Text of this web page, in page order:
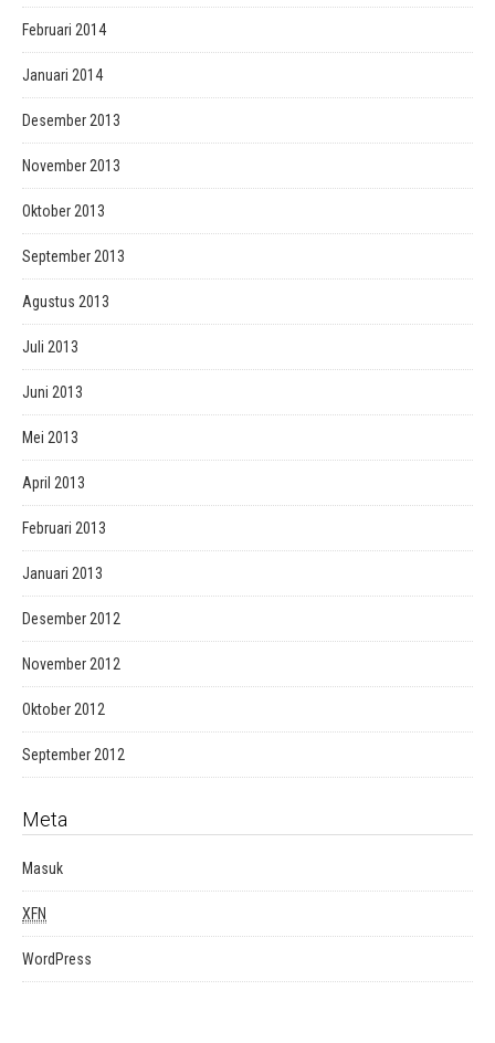
Februari 2014
Januari 2014
Desember 2013
November 2013
Oktober 2013
September 2013
Agustus 2013
Juli 2013
Juni 2013
Mei 2013
April 2013
Februari 2013
Januari 2013
Desember 2012
November 2012
Oktober 2012
September 2012
Meta
Masuk
XFN
WordPress